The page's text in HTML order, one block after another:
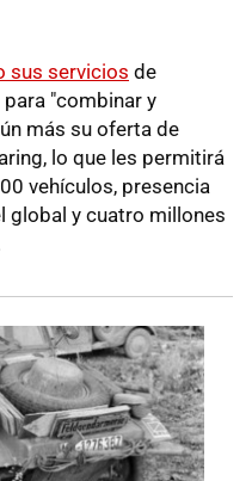
sus servicios de
"combinar y
más su oferta de
lo que les permitirá
vehículos, presencia
global y cuatro millones